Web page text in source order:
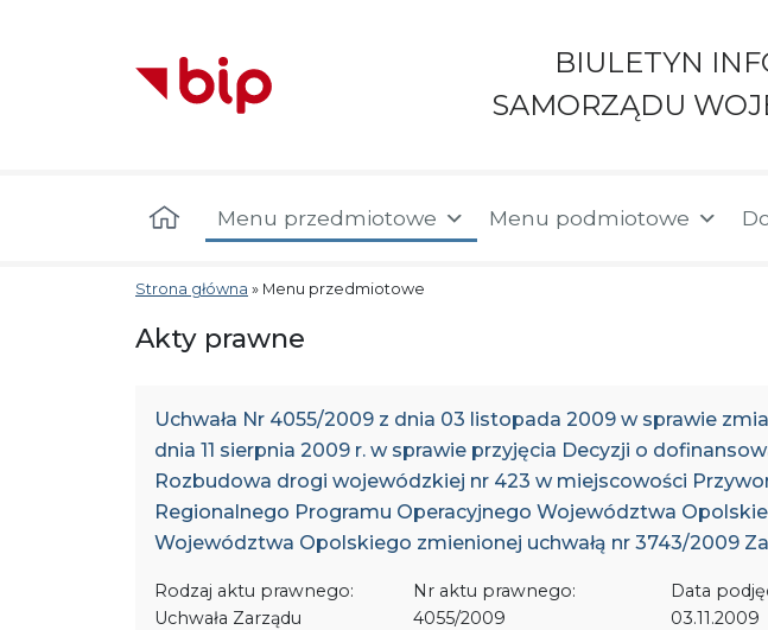
BIULETYN
SAMORZĄDU
Menu przedmiotowe Menu podmiotowe
Strona główna » Menu przedmiotowe
Akty prawne
Uchwała Nr 4055/2009 z dnia 03 listopada 2009 w sprawie
dnia 11 sierpnia 2009 r. w sprawie przyjęcia Decyzji o
Rozbudowa drogi wojewódzkiej nr 423 w miejscowości
Regionalnego Programu Operacyjnego Województwa
Województwa Opolskiego zmienionej uchwałą nr 3743/2009
Rodzaj aktu prawnego:
Uchwała Zarządu
Nr aktu prawnego:
4055/2009
Data
03.11.2009